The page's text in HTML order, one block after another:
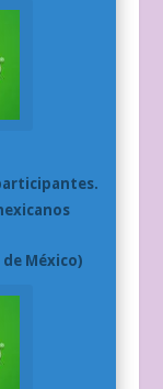
México)